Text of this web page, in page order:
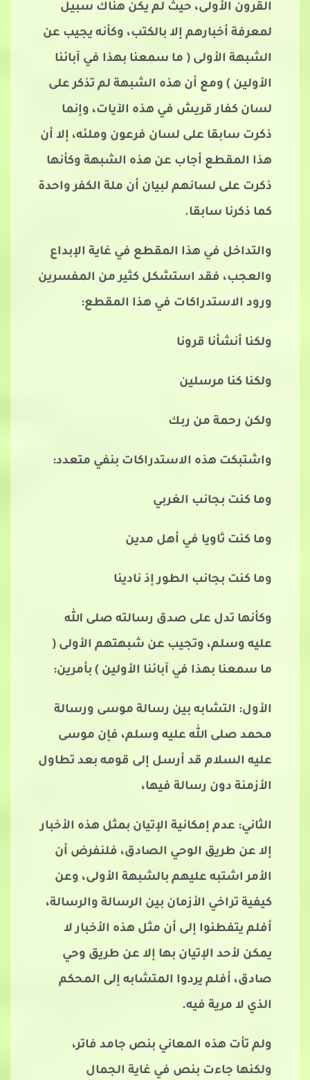
القرون الأولى، حيث لم يكن هناك سبيل
لمعرفة أخبارهم إلا بالكتب، وكأنه يجيب عن
الشبهة الأولى ( ما سمعنا بهذا في آبائنا
الأولين ) ومع أن هذه الشبهة لم تذكر على
لسان كفار قريش في هذه الآيات، وإنما
ذكرت سابقا على لسان فرعون وملئه، إلا أن
هذا المقطع أجاب عن هذه الشبهة وكأنها
ذكرت على لسانهم لبيان أن ملة الكفر واحدة
كما ذكرنا سابقا.
والتداخل في هذا المقطع في غاية الإبداع
والعجب، فقد استشكل كثير من المفسرين
ورود الاستدراكات في هذا المقطع:
ولكنا أنشأنا قرونا
ولكنا كنا مرسلين
ولكن رحمة من ربك
واشتبكت هذه الاستدراكات بنفي متعدد:
وما كنت بجانب الغربي
وما كنت ثاويا في أهل مدين
وما كنت بجانب الطور إذ نادينا
وكأنها تدل على صدق رسالته صلى الله
عليه وسلم، وتجيب عن شبهتهم الأولى (
ما سمعنا بهذا في آبائنا الأولين ) بأمرين:
الأول: التشابه بين رسالة موسى ورسالة
محمد صلى الله عليه وسلم، فإن موسى
عليه السلام قد أرسل إلى قومه بعد تطاول
الأزمنة دون رسالة فيها،
الثاني: عدم إمكانية الإتيان بمثل هذه الأخبار
إلا عن طريق الوحي الصادق، فلنفرض أن
الأمر اشتبه عليهم بالشبهة الأولى، وعن
كيفية تراخي الأزمان بين الرسالة والرسالة،
أفلم يتفطنوا إلى أن مثل هذه الأخبار لا
يمكن لأحد الإتيان بها إلا عن طريق وحي
صادق، أفلم يردوا المتشابه إلى المحكم
الذي لا مرية فيه.
ولم تأت هذه المعاني بنص جامد فاتر،
ولكنها جاءت بنص في غاية الجمال